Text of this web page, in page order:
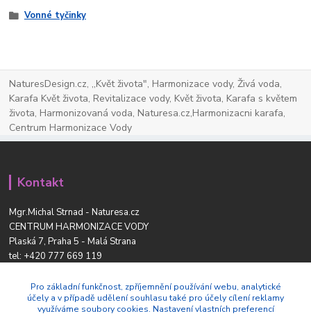
Vonné tyčinky
NaturesDesign.cz, ,,Květ života", Harmonizace vody, Živá voda,
Karafa Květ života, Revitalizace vody, Květ života, Karafa s květem
života, Harmonizovaná voda, Naturesa.cz,Harmonizacni karafa,
Centrum Harmonizace Vody
Kontakt
Mgr.Michal Strnad - Naturesa.cz
CENTRUM HARMONIZACE VODY
Plaská 7, Praha 5 - Malá Strana
tel: +420 777 669 119
naturesa@email.cz
Pro základní funkčnost, zpříjemnění používání webu, analytické
účely a v případě udělení souhlasu také pro účely cílení reklamy
využíváme soubory cookies. Nastavení vlastních preferencí